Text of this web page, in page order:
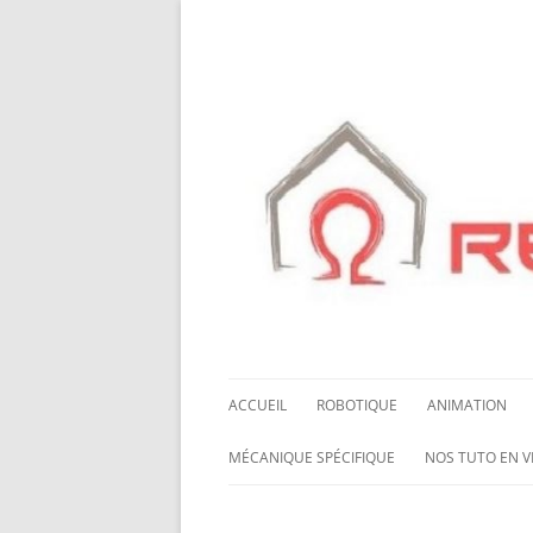
ACCUEIL ROBOTIQUE
NOS ROBOTS
ANIMATION
HALLOWING M0
MÉCANIQUE SPÉCIFIQUE NOS TUTO EN